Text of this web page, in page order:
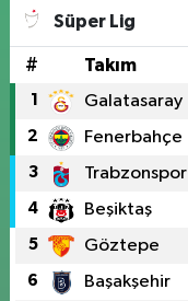
Süper Lig
# Takım
1 Galatasaray
2 Fenerbahçe
3 Trabzonspor
4 Beşiktaş
5 Göztepe
6 Başakşehir